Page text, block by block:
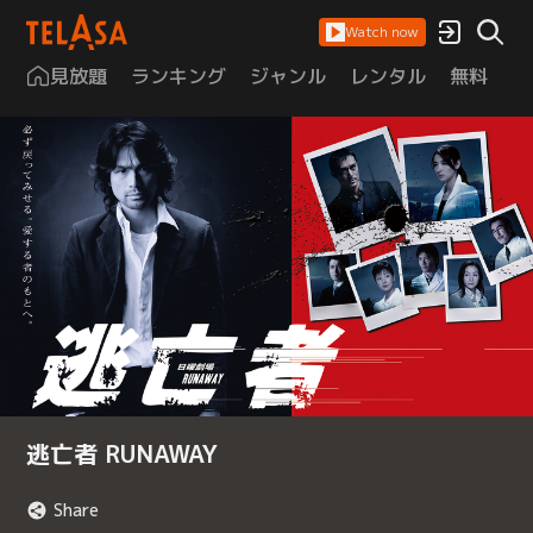
Watch now
見放題 ランキング ジャンル レンタル 無料
逃亡者 RUNAWAY
Share